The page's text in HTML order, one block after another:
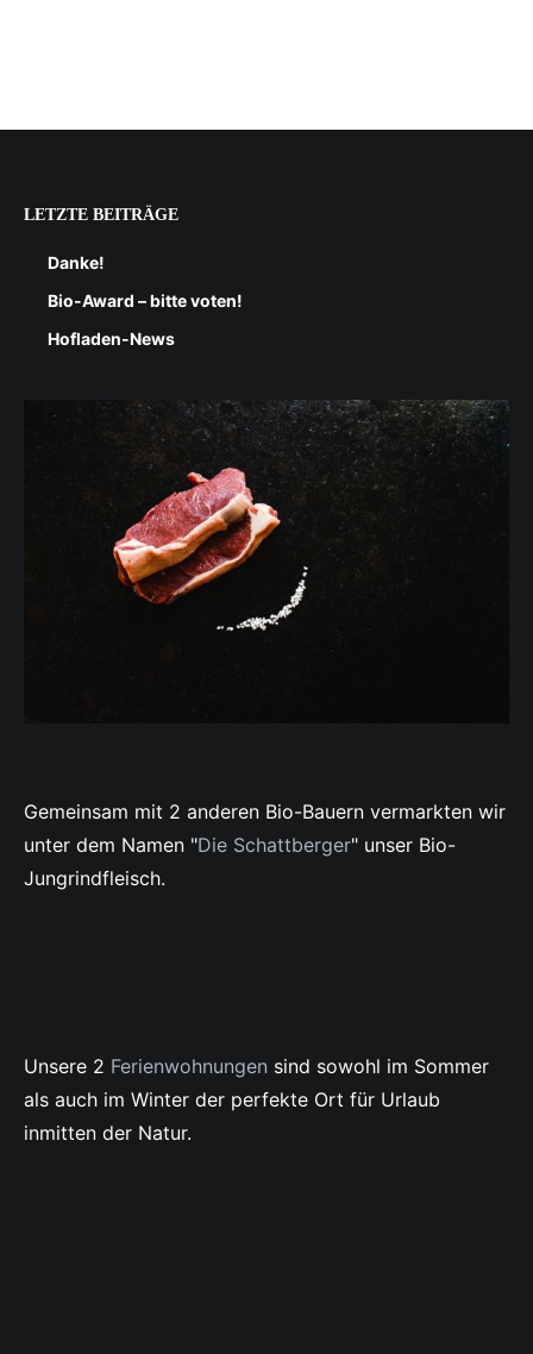
LETZTE BEITRÄGE
Danke!
Bio-Award – bitte voten!
Hofladen-News
Gemeinsam mit 2 anderen Bio-Bauern vermarkten wir
unter dem Namen "Die Schattberger" unser Bio-
Jungrindfleisch.
Unsere 2 Ferienwohnungen sind sowohl im Sommer
als auch im Winter der perfekte Ort für Urlaub
inmitten der Natur.